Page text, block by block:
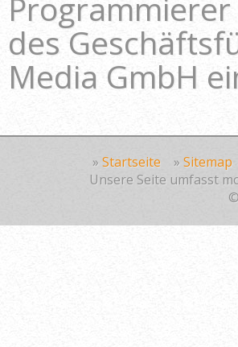
des
Media GmbH
» Startseite » Sitemap
Unsere Seite umfasst